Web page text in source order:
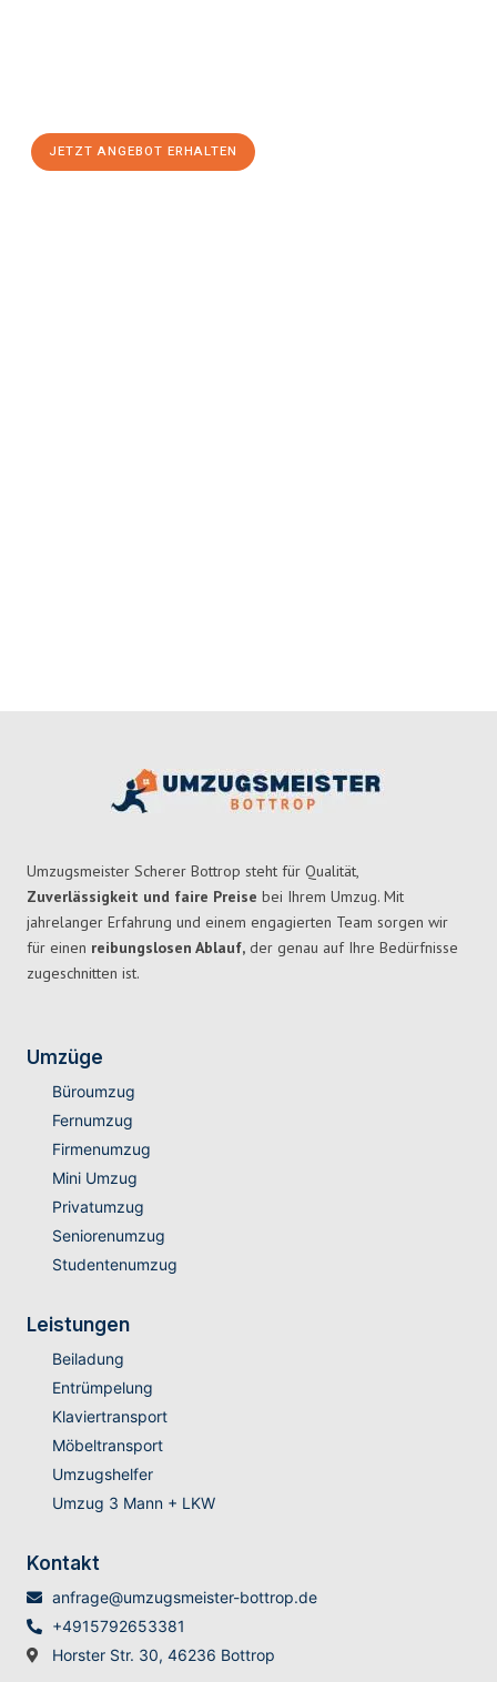
JETZT ANGEBOT ERHALTEN
Umzugsmeister Scherer Bottrop steht für Qualität,
Zuverlässigkeit und faire Preise bei Ihrem Umzug. Mit
jahrelanger Erfahrung und einem engagierten Team sorgen wir
für einen reibungslosen Ablauf, der genau auf Ihre Bedürfnisse
zugeschnitten ist.
Umzüge
Büroumzug
Fernumzug
Firmenumzug
Mini Umzug
Privatumzug
Seniorenumzug
Studentenumzug
Leistungen
Beiladung
Entrümpelung
Klaviertransport
Möbeltransport
Umzugshelfer
Umzug 3 Mann + LKW
Kontakt
anfrage@umzugsmeister-bottrop.de
+4915792653381
Horster Str. 30, 46236 Bottrop